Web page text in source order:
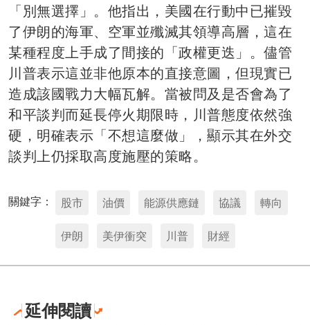
「別無選擇」。他指出，美國在行動中已摧毀
了伊朗的海軍、空軍並殲滅其領導高層，這在
某種程度上手成了間接的「政權更迭」。儘管
川普表示這並非他原本的直接意圖，但現實已
造成該國戰力大幅瓦解。當被問及是否會為了
和平談判而延長停火期限時，川普態度依然強
硬，明確表示「不想這麼做」，顯示其在外交
談判上仍採取高度施壓的策略。
關鍵字： 股市 油價 能源供應鏈 協議 轉向
伊朗 美伊衝突 川普 財經
延伸閱讀